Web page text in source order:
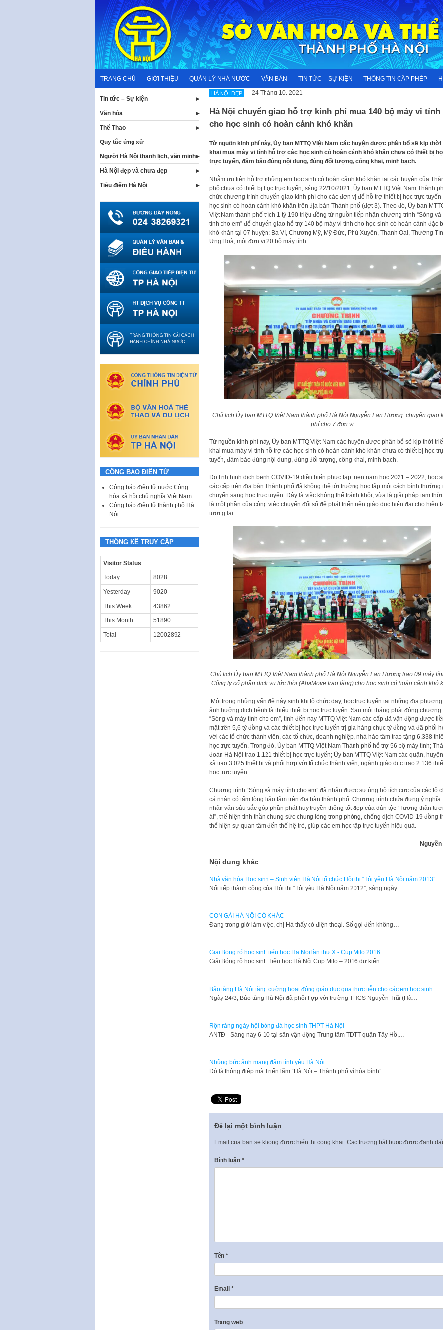
content
TRANG CHỦ GIỚI THIỆU QUẢN LÝ NHÀ NƯỚC VĂN BẢN TIN TỨC – SỰ KIỆN THÔNG TIN CẤP PHÉP
HÀ NỘI ĐẸP 24 Tháng 10, 2021
Hà Nội chuyển giao hỗ trợ kinh phí mua 140 bộ máy vi tính
cho học sinh có hoàn cảnh khó khăn
Từ nguồn kinh phí này, Ủy ban MTTQ Việt Nam các huyện được phân bổ sẽ kịp thời
khai mua máy vi tính hỗ trợ các học sinh có hoàn cảnh khó khăn chưa có thiết bị
trực tuyến, đảm bảo đúng nội dung, đúng đối tượng, công khai, minh bạch.
Nhằm ưu tiên hỗ trợ những em học sinh có hoàn cảnh khó khăn tại các huyện của
phố chưa có thiết bị học trực tuyến, sáng 22/10/2021, Ủy ban MTTQ Việt Nam Thành
chức chương trình chuyển giao kinh phí cho các đơn vị để hỗ trợ thiết bị học trực tuyến
học sinh có hoàn cảnh khó khăn trên địa bàn Thành phố (đợt 3). Theo đó, Ủy ban
Việt Nam thành phố trích 1 tỷ 190 triệu đồng từ nguồn tiếp nhận chương trình “Sóng và
tính cho em” để chuyển giao hỗ trợ 140 bộ máy vi tính cho học sinh có hoàn cảnh đặc
khó khăn tại 07 huyện: Ba Vì, Chương Mỹ, Mỹ Đức, Phú Xuyên, Thanh Oai, Thường Tín,
Ứng Hoà, mỗi đơn vị 20 bộ máy tính.
Chủ tịch Ủy ban MTTQ Việt Nam thành phố Hà Nội Nguyễn Lan Hương chuyển giao
phí cho 7 đơn vị
Từ nguồn kinh phí này, Ủy ban MTTQ Việt Nam các huyện được phân bổ sẽ kịp thời
khai mua máy vi tính hỗ trợ các học sinh có hoàn cảnh khó khăn chưa có thiết bị học
tuyến, đảm bảo đúng nội dung, đúng đối tượng, công khai, minh bạch.
Do tình hình dịch bệnh COVID-19 diễn biến phức tạp nên năm học 2021 – 2022, học
các cấp trên địa bàn Thành phố đã không thể tới trường học tập một cách bình thường
chuyển sang học trực tuyến. Đây là việc không thể tránh khỏi, vừa là giải pháp tạm
là một phần của công việc chuyển đổi số để phát triển nền giáo dục hiện đại cho hiện
tương lai.
Chủ tịch Ủy ban MTTQ Việt Nam thành phố Hà Nội Nguyễn Lan Hương trao09 máy
Công ty cổ phần dịch vụ tức thời (AhaMove trao tặng) cho học sinh có hoàn cảnh khó
Một trong những vấn đề nảy sinh khi tổ chức dạy, học trực tuyến tại những địa phương
ảnh hưởng dịch bệnh là thiếu thiết bị học trực tuyến. Sau một tháng phát động chương
“Sóng và máy tính cho em”, tính đến nay MTTQ Việt Nam các cấp đã vận động được
mặt trên 5,6 tỷ đồng và các thiết bị học trực tuyến trị giá hàng chục tỷ đồng và đã phối
với các tổ chức thành viên, các tổ chức, doanh nghiệp, nhà hảo tâm trao tặng 6.338
học trực tuyến. Trong đó, Ủy ban MTTQ Việt Nam Thành phố hỗ trợ 56 bộ máy tính;
đoàn Hà Nội trao 1.121 thiết bị học trực tuyến; Ủy ban MTTQ Việt Nam các quận,
xã trao 3.025 thiết bị và phối hợp với tổ chức thành viên, ngành giáo dục trao 2.136
học trực tuyến.
Chương trình “Sóng và máy tính cho em” đã nhận được sự ủng hộ tích cực của các tổ
cá nhân có tấm lòng hảo tâm trên địa bàn thành phố. Chương trình chứa đựng ý nghĩa
nhân văn sâu sắc góp phần phát huy truyền thống tốt đẹp của dân tộc “Tương thân
ái”, thể hiện tinh thần chung sức chung lòng trong phòng, chống dịch COVID-19 đồng
thể hiện sự quan tâm đến thế hệ trẻ, giúp các em học tập trực tuyến hiệu quả.
Nguyễn
Nội dung khác
Nhà văn hóa Học sinh – Sinh viên Hà Nội tổ chức Hội thi “Tôi yêu Hà Nội năm 2013”
​Nối tiếp thành công của Hội thi “Tôi yêu Hà Nội năm 2012”, sáng ngày…
CON GÁI HÀ NỘI CÓ KHÁC
​Đang trong giờ làm việc, chị Hà thấy có điện thoại. Số gọi đến không…
Giải Bóng rổ học sinh tiểu học Hà Nội lần thứ X - Cup Milo 2016
Giải Bóng rổ học sinh Tiểu học Hà Nội Cup Milo – 2016 dự kiến…
Bảo tàng Hà Nội tăng cường hoạt động giáo dục qua thực tiễn cho các em học sinh
Ngày 24/3, Bảo tàng Hà Nội đã phối hợp với trường THCS Nguyễn Trãi (Hà…
Rộn ràng ngày hội bóng đá học sinh THPT Hà Nội
​ANTĐ - Sáng nay 6-10 tại sân vận động Trung tâm TDTT quận Tây Hồ,…
Những bức ảnh mang đậm tình yêu Hà Nội
Đó là thông điệp mà Triển lãm “Hà Nội – Thành phố vì hòa bình”…
Để lại một bình luận
Email của bạn sẽ không được hiển thị công khai. Các trường bắt buộc được đánh
Bình luận *
Tên *
Email *
Trang web
Tin tức – Sự kiện
Văn hóa
Thể Thao
Quy tắc ứng xử
Người Hà Nội thanh lịch, văn minh
Hà Nội đẹp và chưa đẹp
Tiêu điểm Hà Nội
CÔNG BÁO ĐIỆN TỬ
Công báo điện tử nước Cộng
hòa xã hội chủ nghĩa Việt Nam
Công báo điện tử thành phố Hà
Nội
THỐNG KÊ TRUY CẬP
Visitor Status
Today 8028
Yesterday 9020
This Week 43862
This Month 51890
Total 12002892